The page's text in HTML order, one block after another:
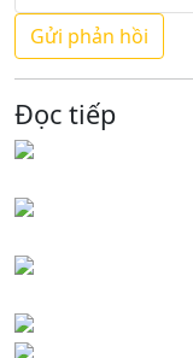
Đọc tiếp